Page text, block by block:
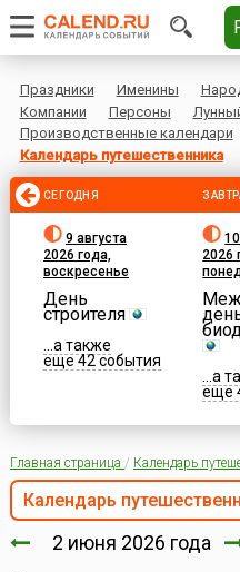
Праздники Именины
Компании
Персоны
Производственные календари
Календарь путешественника
СЕГОДНЯ
9 августа
2026 года,
воскресенье
День
строителя
...а также
еще 42 события
2026
...а
еще
Главная страница / Календарь
Календарь
2 июня 2026 года